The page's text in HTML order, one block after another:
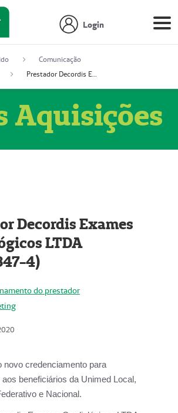
Login
Comunicação
Prestador Decordis Exames Cardiológicos LTDA (51004347-4)
Aquisições
Decordis Exames
LTDA
4)
do prestador
novo credenciamento para
beneficiários da Unimed Local,
e Nacional.